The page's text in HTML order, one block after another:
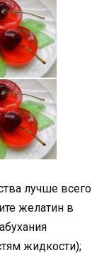
лучше всего
желатин в
жидкости);